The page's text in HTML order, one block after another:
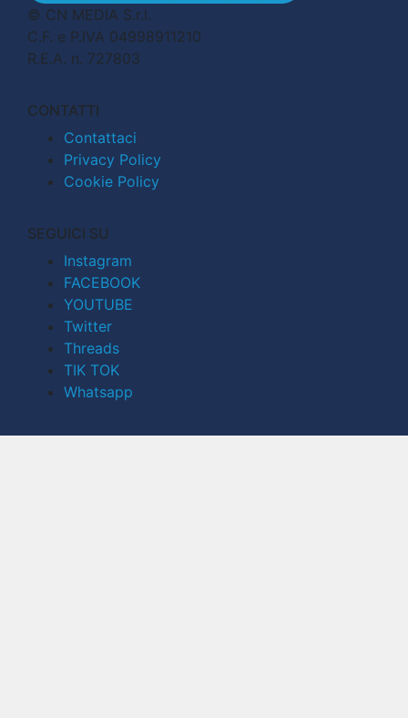
© CN MEDIA S.r.l.
C.F. e P.IVA 04998911210
R.E.A. n. 727803
CONTATTI
Contattaci
Privacy Policy
Cookie Policy
SEGUICI SU
Instagram
FACEBOOK
YOUTUBE
Twitter
Threads
TIK TOK
Whatsapp